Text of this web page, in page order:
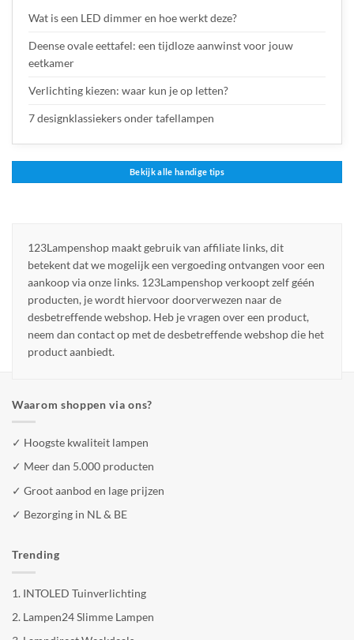
Wat is een LED dimmer en hoe werkt deze?
Deense ovale eettafel: een tijdloze aanwinst voor jouw
eetkamer
Verlichting kiezen: waar kun je op letten?
7 designklassiekers onder tafellampen
Bekijk alle handige tips
123Lampenshop maakt gebruik van affiliate links, dit
betekent dat we mogelijk een vergoeding ontvangen voor een
aankoop via onze links. 123Lampenshop verkoopt zelf géén
producten, je wordt hiervoor doorverwezen naar de
desbetreffende webshop. Heb je vragen over een product,
neem dan contact op met de desbetreffende webshop die het
product aanbiedt.
Waarom shoppen via ons?
✓ Hoogste kwaliteit lampen
✓ Meer dan 5.000 producten
✓ Groot aanbod en lage prijzen
✓ Bezorging in NL & BE
Trending
1. INTOLED Tuinverlichting
2. Lampen24 Slimme Lampen